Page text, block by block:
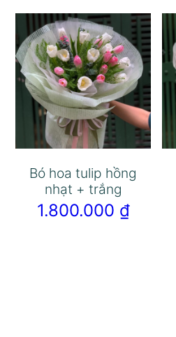
Bó hoa tulip hồng
nhạt + trắng
1.800.000 ₫